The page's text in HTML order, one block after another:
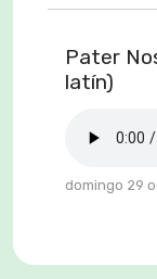
Pater
latín)
domingo 29